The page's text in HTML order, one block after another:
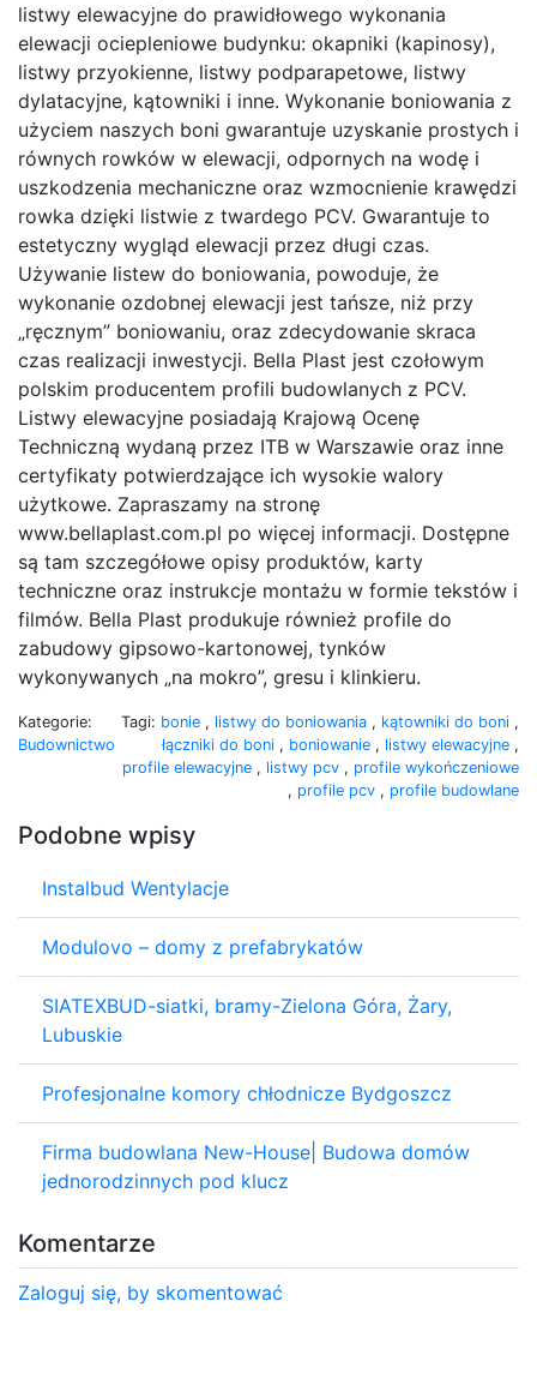
listwy elewacyjne do prawidłowego wykonania
elewacji ociepleniowe budynku: okapniki (kapinosy),
listwy przyokienne, listwy podparapetowe, listwy
dylatacyjne, kątowniki i inne. Wykonanie boniowania z
użyciem naszych boni gwarantuje uzyskanie prostych i
równych rowków w elewacji, odpornych na wodę i
uszkodzenia mechaniczne oraz wzmocnienie krawędzi
rowka dzięki listwie z twardego PCV. Gwarantuje to
estetyczny wygląd elewacji przez długi czas.
Używanie listew do boniowania, powoduje, że
wykonanie ozdobnej elewacji jest tańsze, niż przy
„ręcznym” boniowaniu, oraz zdecydowanie skraca
czas realizacji inwestycji. Bella Plast jest czołowym
polskim producentem profili budowlanych z PCV.
Listwy elewacyjne posiadają Krajową Ocenę
Techniczną wydaną przez ITB w Warszawie oraz inne
certyfikaty potwierdzające ich wysokie walory
użytkowe. Zapraszamy na stronę
www.bellaplast.com.pl po więcej informacji. Dostępne
są tam szczegółowe opisy produktów, karty
techniczne oraz instrukcje montażu w formie tekstów i
filmów. Bella Plast produkuje również profile do
zabudowy gipsowo-kartonowej, tynków
wykonywanych „na mokro”, gresu i klinkieru.
Kategorie:
Budownictwo
Tagi: bonie , listwy do boniowania , kątowniki do boni ,
łączniki do boni , boniowanie , listwy elewacyjne ,
profile elewacyjne , listwy pcv , profile wykończeniowe
, profile pcv , profile budowlane
Podobne wpisy
Instalbud Wentylacje
Modulovo – domy z prefabrykatów
SIATEXBUD-siatki, bramy-Zielona Góra, Żary,
Lubuskie
Profesjonalne komory chłodnicze Bydgoszcz
Firma budowlana New-House| Budowa domów
jednorodzinnych pod klucz
Komentarze
Zaloguj się, by skomentować